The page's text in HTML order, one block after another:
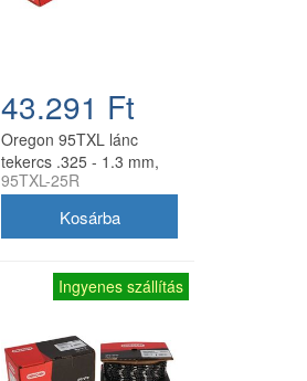
43.291 Ft
Oregon 95TXL lánc
tekercs .325 - 1.3 mm,
25 ft, 460 szem
95TXL-25R
Ingyenes szállítás